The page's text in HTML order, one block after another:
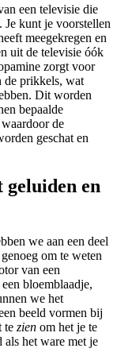
een televisie die
Je kunt je voorstellen
meegekregen en
uit de televisie óók
zorgt voor
de prikkels, wat
Dit worden
bepaalde
de
geschat en
geluiden en
we aan een deel
om te weten
van een
bloemblaadje,
we het
beeld vormen bij
te zien om het je te
als het ware met je